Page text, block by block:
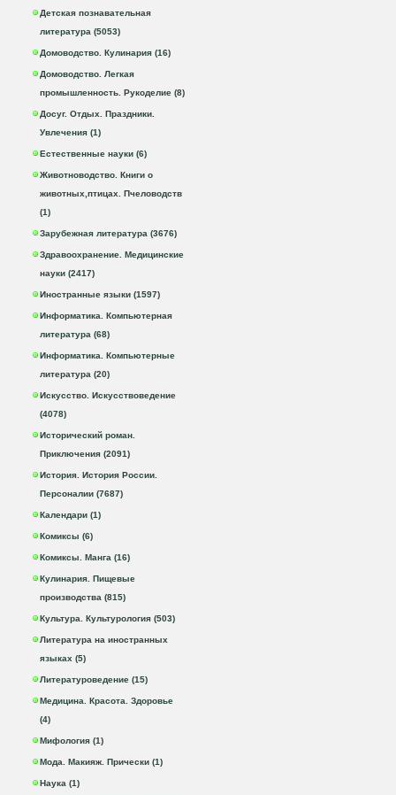
Детская познавательная
литература (5053)
Домоводство. Кулинария (16)
Домоводство. Легкая
промышленность. Рукоделие (8)
Досуг. Отдых. Праздники.
Увлечения (1)
Естественные науки (6)
Животноводство. Книги о
животных,птицах. Пчеловодств
(1)
Зарубежная литература (3676)
Здравоохранение. Медицинские
науки (2417)
Иностранные языки (1597)
Информатика. Компьютерная
литература (68)
Информатика. Компьютерные
литература (20)
Искусство. Искусствоведение
(4078)
Исторический роман.
Приключения (2091)
История. История России.
Персоналии (7687)
Календари (1)
Комиксы (6)
Комиксы. Манга (16)
Кулинария. Пищевые
производства (815)
Культура. Культурология (503)
Литература на иностранных
языках (5)
Литературоведение (15)
Медицина. Красота. Здоровье
(4)
Мифология (1)
Мода. Макияж. Прически (1)
Наука (1)